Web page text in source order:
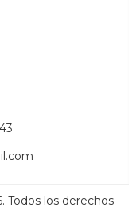
Todos los derechos